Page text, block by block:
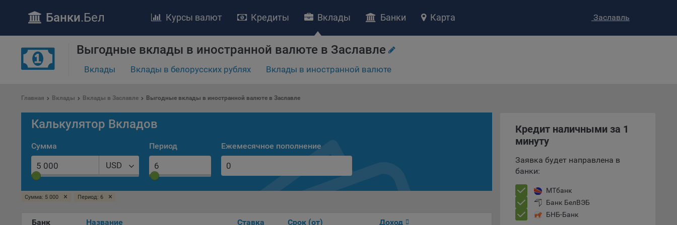
уделяет особое внимание защите персональных данных при их обработке и
Утверждение положения о политике обработки файлов cookie (далее –
осуществляют использование веб-сайта Общества с доменным именем
«bankibel.by», для каких целей и каким образом Общество обрабатывает
компьютера (мобильного устройства) пользователя сайта Общества,
Банки.Бел Заславль
Курсы валют Кредиты Вклады Банки Карта
Выгодные вклады в иностранной валюте в Заславле
Вклады Вклады в белорусских рублях Вклады в иностранной валюте
Главная Вклады Вклады в Заславле Выгодные вклады в иностранной валюте в Заславле
Калькулятор Вкладов
Сумма
USD
Период Ежемесячное пополнение
Сумма: 5 000 × Период: 6 ×
Банк Название Ставка Срок (от) Доход
Кредит наличными за 1
минуту
Заявка будет направлена в
банки:
МТбанк
Банк БелВЭБ
БНБ-Банк